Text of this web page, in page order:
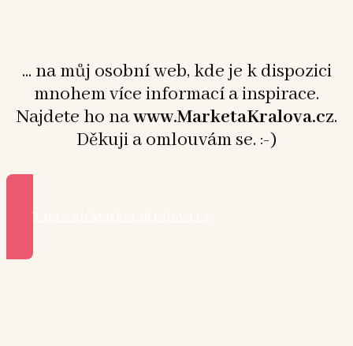
... na můj osobní web, kde je k dispozici
mnohem více informací a inspirace.
Najdete ho nawww.MarketaKralova.cz.
Děkuji a omlouvám se. :-)
Přejít na web MarketaKralova.cz